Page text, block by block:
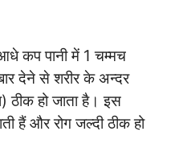
कप पानी में 1 चम्मच
देने से शरीर के अन्दर
ठीक हो जाता है। इस
हैं और रोग जल्दी ठीक हो